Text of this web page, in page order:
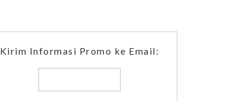
Kirim Informasi Promo ke Email: